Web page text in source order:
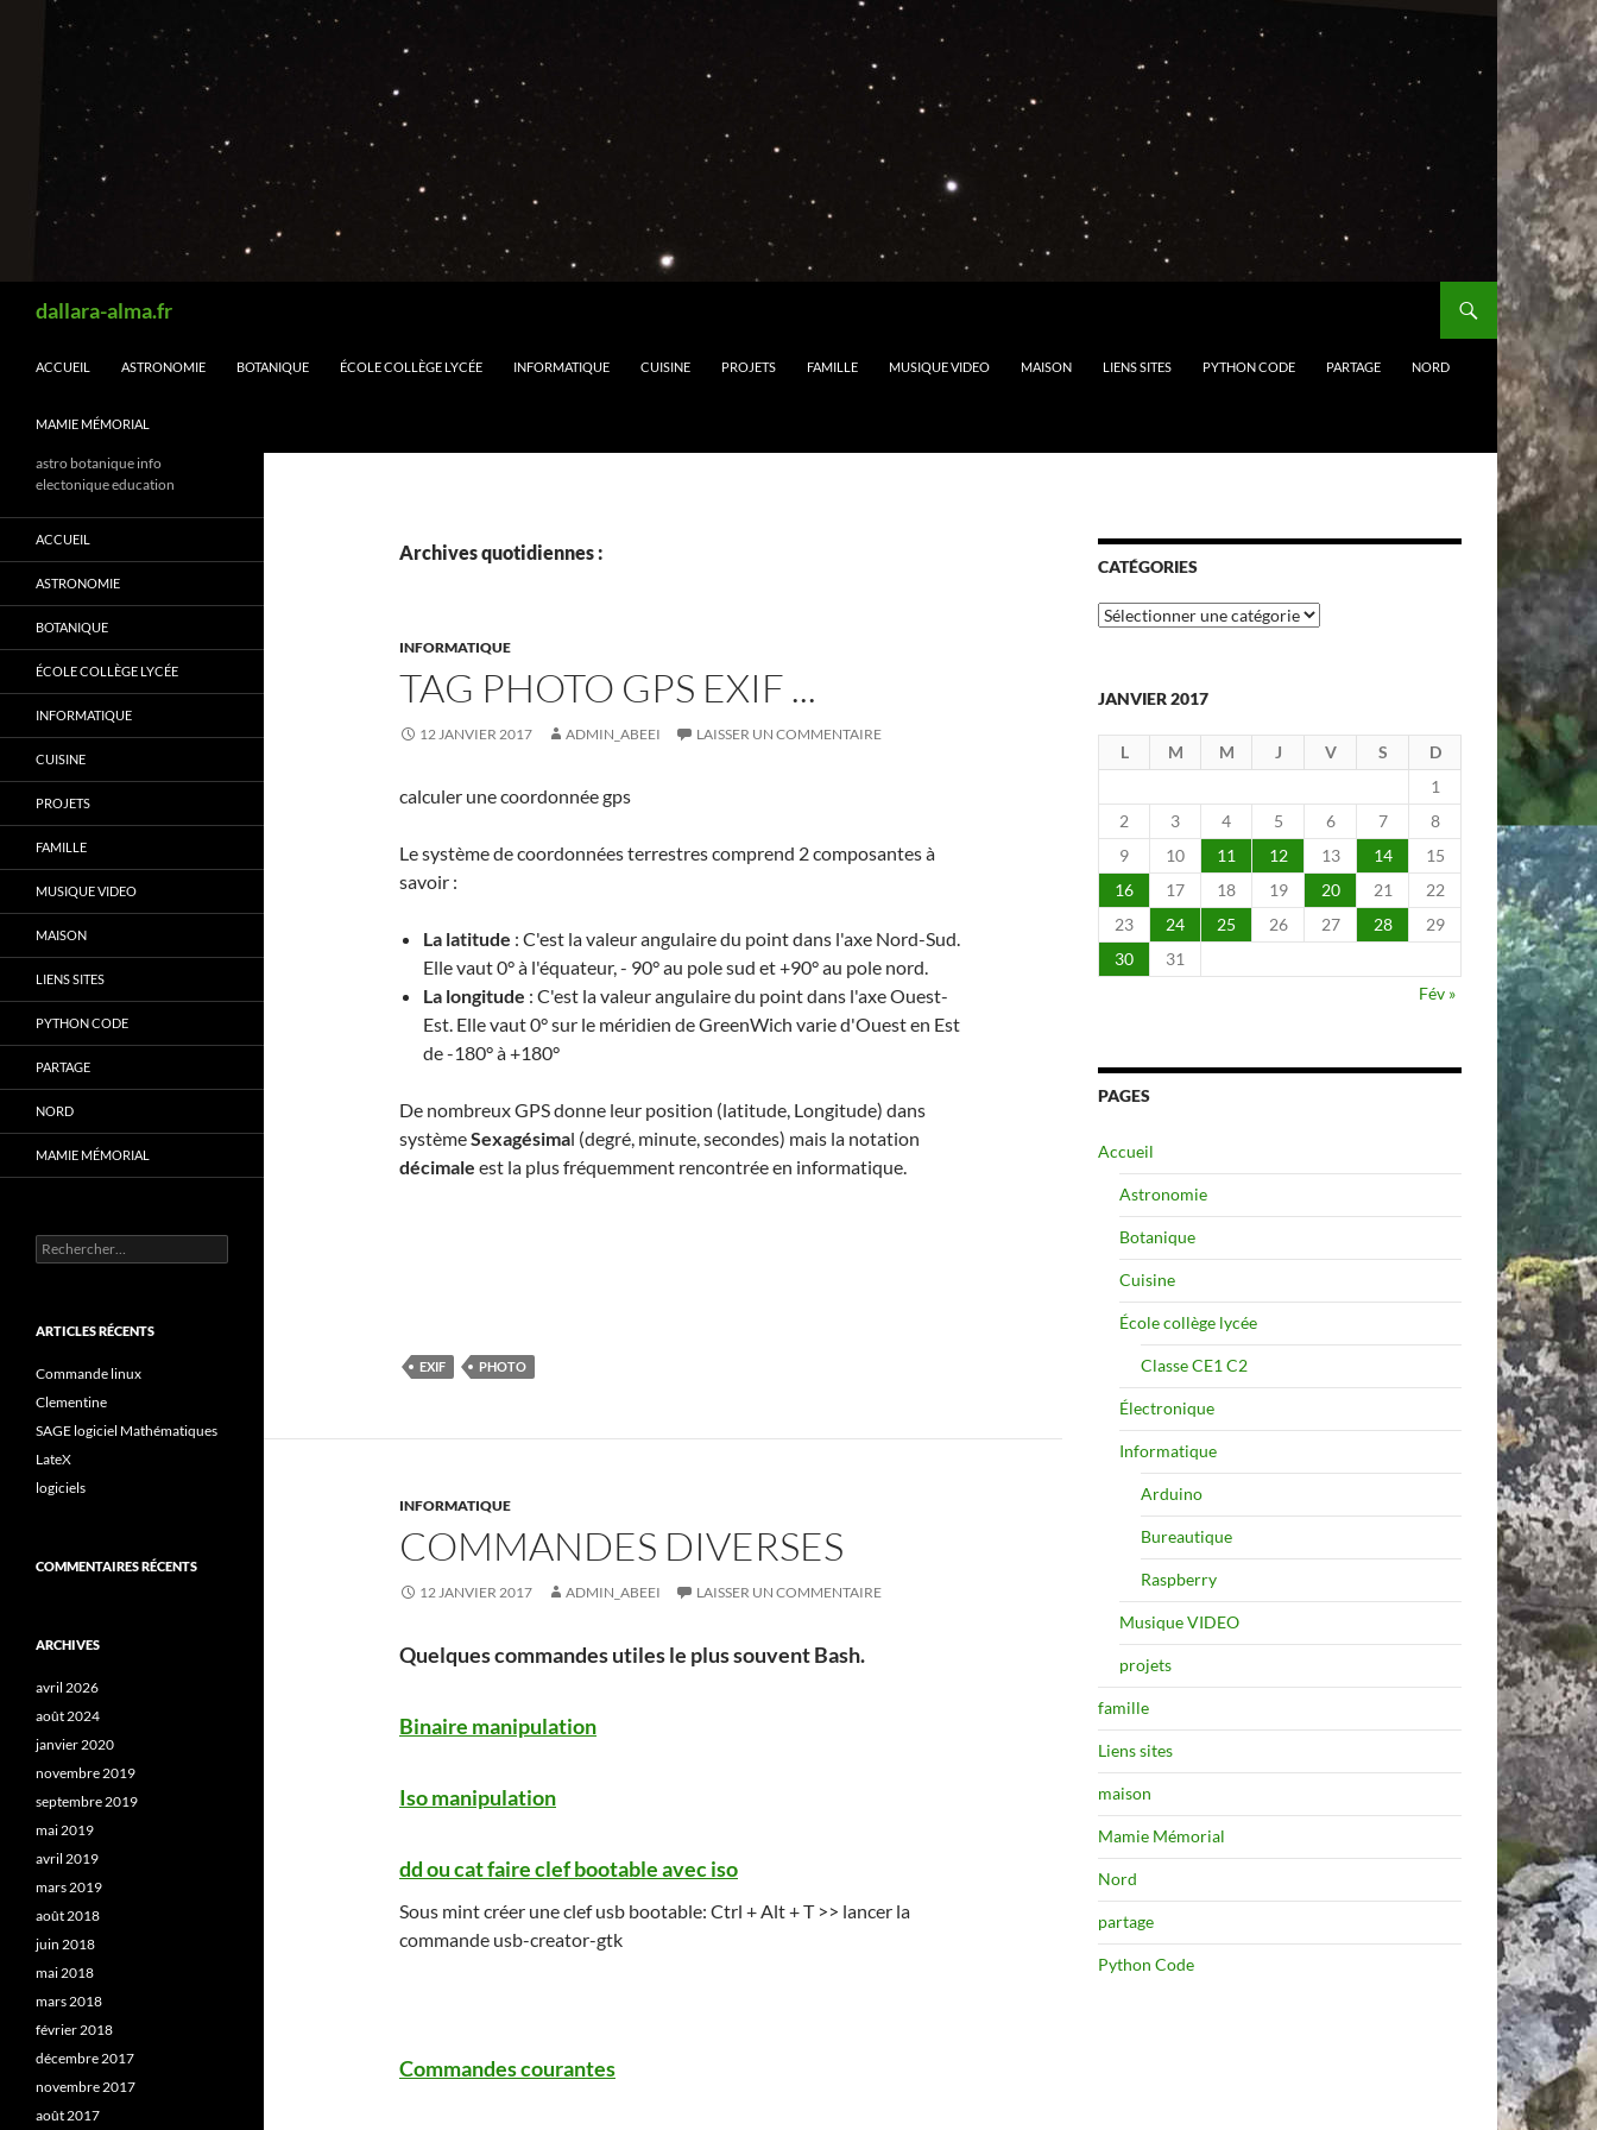
dallara-alma.fr
ACCUEIL ASTRONOMIE BOTANIQUE ÉCOLE COLLÈGE LYCÉE INFORMATIQUE CUISINE PROJETS FAMILLE MUSIQUE VIDEO MAISON LIENS SITES PYTHON CODE PARTAGE NORD
MAMIE MÉMORIAL
Archives quotidiennes :
INFORMATIQUE
TAG PHOTO GPS EXIF ...
12 JANVIER 2017 ADMIN_ABEEI LAISSER UN COMMENTAIRE
calculer une coordonnée gps
Le système de coordonnées terrestres comprend 2 composantes à
savoir :
La latitude : C'est la valeur angulaire du point dans l'axe Nord-Sud.
Elle vaut 0° à l'équateur, - 90° au pole sud et +90° au pole nord.
La longitude : C'est la valeur angulaire du point dans l'axe Ouest-
Est. Elle vaut 0° sur le méridien de GreenWich varie d'Ouest en Est
de -180° à +180°
De nombreux GPS donne leur position (latitude, Longitude) dans
systèmeSexagésimal (degré, minute, secondes) mais la notation
décimale est la plus fréquemment rencontrée en informatique.
EXIF PHOTO
INFORMATIQUE
COMMANDES DIVERSES
12 JANVIER 2017 ADMIN_ABEEI LAISSER UN COMMENTAIRE
Quelques commandes utiles le plus souvent Bash.
Binaire manipulation
Iso manipulation
dd ou cat faire clef bootable avec iso
Sous mint créer une clef usb bootable: Ctrl + Alt + T >> lancer la
commande usb-creator-gtk
Commandes courantes
CATÉGORIES
Catégories
JANVIER 2017
L M M J V S
D
1
2
3 4 5 6 7
8
9
10 11 12 13 14
15
16
17 18 19 20 21
22
23
24 25 26 27 28
29
30
31
Fév »
PAGES
Accueil
Astronomie
Botanique
Cuisine
École collège lycée
Classe CE1 C2
Électronique
Informatique
Arduino
Bureautique
Raspberry
Musique VIDEO
projets
famille
Liens sites
maison
Mamie Mémorial
Nord
partage
Python Code
astro botanique info
electonique education
ACCUEIL
ASTRONOMIE
BOTANIQUE
ÉCOLE COLLÈGE LYCÉE
INFORMATIQUE
CUISINE
PROJETS
FAMILLE
MUSIQUE VIDEO
MAISON
LIENS SITES
PYTHON CODE
PARTAGE
NORD
MAMIE MÉMORIAL
Rechercher :
ARTICLES RÉCENTS
Commande linux
Clementine
SAGE logiciel Mathématiques
LateX
logiciels
COMMENTAIRES RÉCENTS
ARCHIVES
avril 2026
août 2024
janvier 2020
novembre 2019
septembre 2019
mai 2019
avril 2019
mars 2019
août 2018
juin 2018
mai 2018
mars 2018
février 2018
décembre 2017
novembre 2017
août 2017